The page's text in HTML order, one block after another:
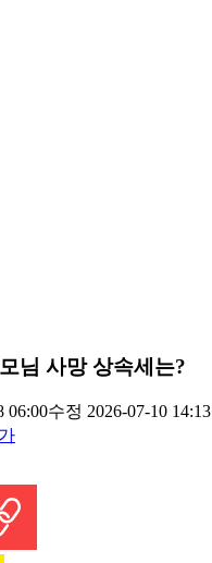
님 사망 상속세는?
06:00수정 2026-07-10 14:13